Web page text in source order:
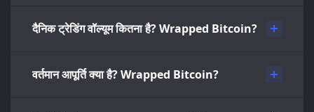
दैनिक ट्रेडिंग वॉल्यूम कितना है? Wrapped Bitcoin?
वर्तमान आपूर्ति क्या है? Wrapped Bitcoin?